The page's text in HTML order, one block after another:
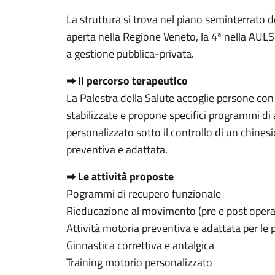
La struttura si trova nel piano seminterrato
aperta nella Regione Veneto, la 4ª nella
a gestione pubblica-privata.
➡ Il percorso terapeutico
La Palestra della Salute accoglie persone
stabilizzate e propone specifici programmi
personalizzato sotto il controllo di un
preventiva e adattata.
➡ Le attività proposte
Pogrammi di recupero funzionale
Rieducazione al movimento (pre e post
Attività motoria preventiva e adattata per le
Ginnastica correttiva e antalgica
Training motorio personalizzato